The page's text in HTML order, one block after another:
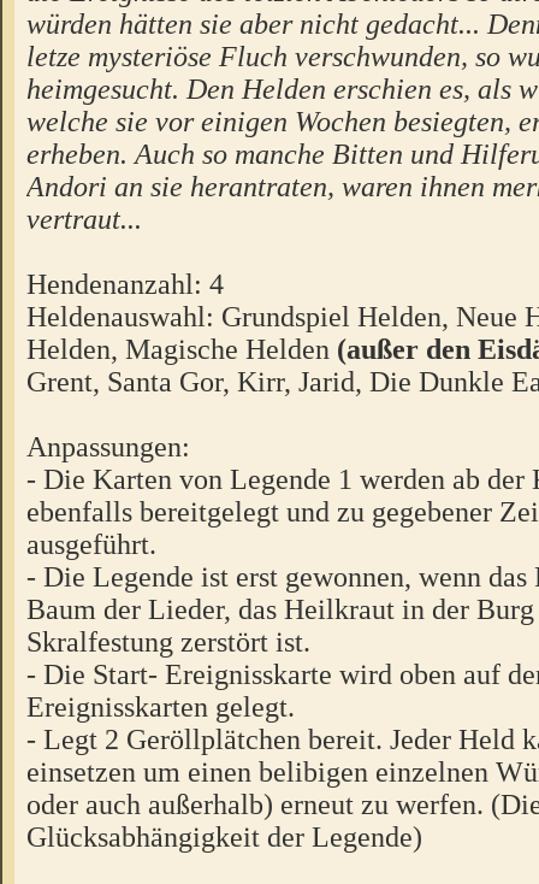
würden hätten sie aber nicht gedacht...
letze mysteriöse Fluch verschwunden, so
heimgesucht. Den Helden erschien es, als
welche sie vor einigen Wochen besiegten,
erheben. Auch so manche Bitten und
Andori an sie herantraten, waren ihnen
vertraut...
Hendenanzahl: 4
Heldenauswahl: Grundspiel Helden, Neue
Helden, Magische Helden (außer den
Grent, Santa Gor, Kirr, Jarid, Die Dunkle
Anpassungen:
- Die Karten von Legende 1 werden ab der
ebenfalls bereitgelegt und zu gegebener
ausgeführt.
- Die Legende ist erst gewonnen, wenn das
Baum der Lieder, das Heilkraut in der
Skralfestung zerstört ist.
- Die Start- Ereignisskarte wird oben auf
Ereignisskarten gelegt.
- Legt 2 Geröllplätchen bereit. Jeder Held
einsetzen um einen belibigen einzelnen
oder auch außerhalb) erneut zu werfen.
Glücksabhängigkeit der Legende)